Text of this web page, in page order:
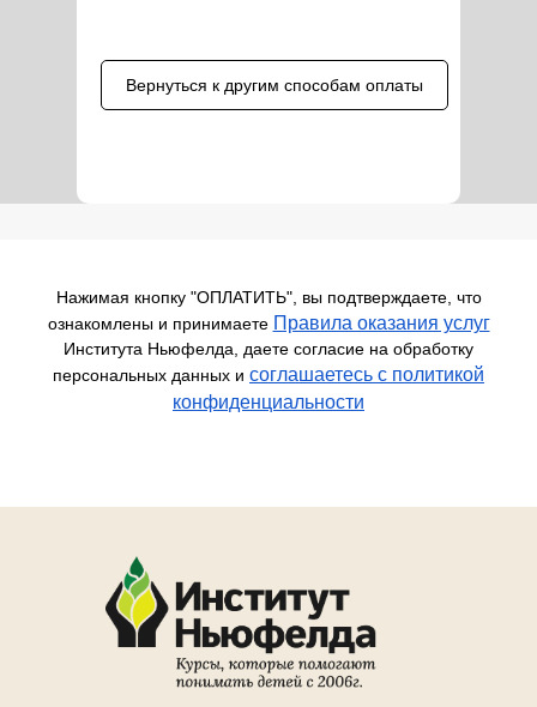
Вернуться к другим способам оплаты
Нажимая кнопку "ОПЛАТИТЬ", вы подтверждаете, что
ознакомлены и принимаете Правила оказания услуг
Института Ньюфелда, даете согласие на обработку
персональных данных и соглашаетесь c политикой
конфиденциальности